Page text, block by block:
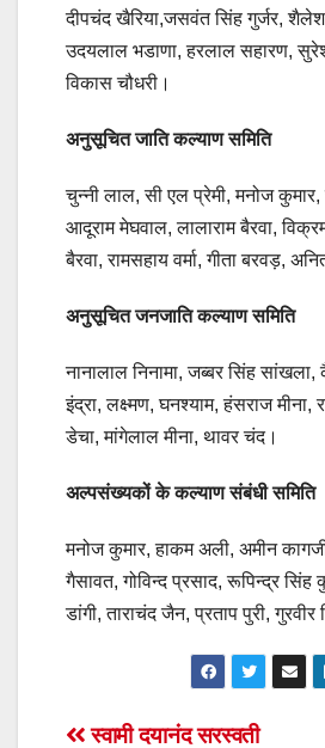
दीपचंद खैरिया,जसवंत सिंह गुर्जर,
उदयलाल भडाणा, हरलाल सहारण,
विकास चौधरी।
अनुसूचित जाति कल्याण समिति
चुन्नी लाल, सी एल प्रेमी, मनोज
आदूराम मेघवाल, लालाराम बैरवा,
बैरवा, रामसहाय वर्मा, गीता बरवड़,
अनुसूचित जनजाति कल्याण समिति
नानालाल निनामा, जब्बर सिंह
इंद्रा, लक्ष्मण, घनश्याम, हंसराज
डेचा, मांगेलाल मीना, थावर चंद।
अल्पसंख्यकों के कल्याण संबंधी समिति
मनोज कुमार, हाकम अली, अमीन
गैसावत, गोविन्द प्रसाद, रूपिन्द्र
डांगी, ताराचंद जैन, प्रताप पुरी, गुरवीर
स्वामी दयानंद सरस्वती